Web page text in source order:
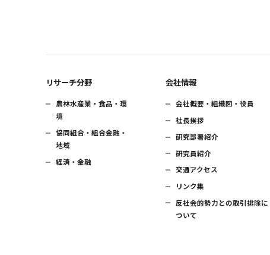
リサーチ分野
農林水産業・食品・環
境
協同組合・組合金融・
地域
経済・金融
会社情報
会社概要・組織図・役員
社長挨拶
研究部署紹介
研究員紹介
交通アクセス
リンク集
反社会的勢力との取引排除に
ついて